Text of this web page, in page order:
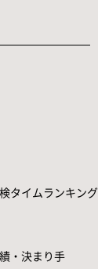
タイムランキング
・決まり手